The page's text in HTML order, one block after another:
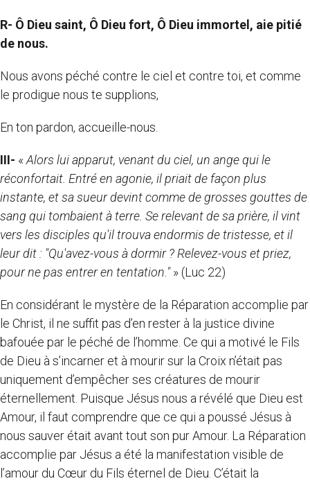
R- Ô Dieu saint, Ô Dieu fort, Ô Dieu immortel, aie pitié
de nous.
Nous avons péché contre le ciel et contre toi, et comme
le prodigue nous te supplions,
En ton pardon, accueille-nous.
III- « Alors lui apparut, venant du ciel, un ange qui le
réconfortait. Entré en agonie, il priait de façon plus
instante, et sa sueur devint comme de grosses gouttes de
sang qui tombaient à terre. Se relevant de sa prière, il vint
vers les disciples qu'il trouva endormis de tristesse, et il
leur dit : "Qu'avez-vous à dormir ? Relevez-vous et priez,
pour ne pas entrer en tentation."» (Luc 22)
En considérant le mystère de la Réparation accomplie par
le Christ, il ne suffit pas d’en rester à la justice divine
bafouée par le péché de l’homme. Ce qui a motivé le Fils
de Dieu à s’incarner et à mourir sur la Croix n’était pas
uniquement d’empêcher ses créatures de mourir
éternellement. Puisque Jésus nous a révélé que Dieu est
Amour, il faut comprendre que ce qui a poussé Jésus à
nous sauver était avant tout son pur Amour. La Réparation
accomplie par Jésus a été la manifestation visible de
l’amour du Cœur du Fils éternel de Dieu. C’était la